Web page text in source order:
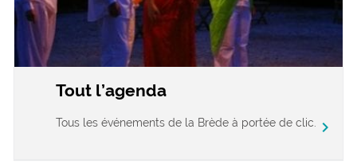
Tout l’agenda
Tous les événements de la Brède à portée de clic. chevron_right